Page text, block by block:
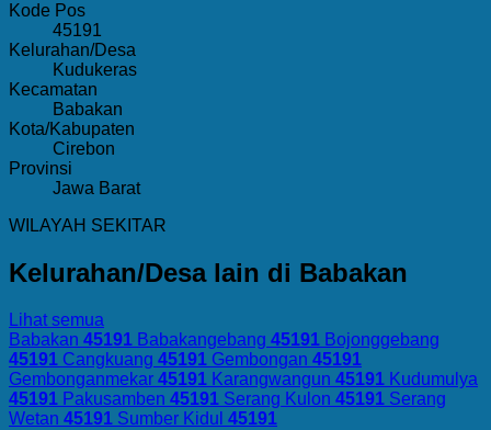
Kode Pos
45191
Kelurahan/Desa
Kudukeras
Kecamatan
Babakan
Kota/Kabupaten
Cirebon
Provinsi
Jawa Barat
WILAYAH SEKITAR
Kelurahan/Desa lain di Babakan
Lihat semua
Babakan 45191 Babakangebang 45191 Bojonggebang
45191 Cangkuang 45191 Gembongan 45191
Gembonganmekar 45191 Karangwangun 45191 Kudumulya
45191 Pakusamben 45191 Serang Kulon 45191 Serang
Wetan 45191 Sumber Kidul 45191